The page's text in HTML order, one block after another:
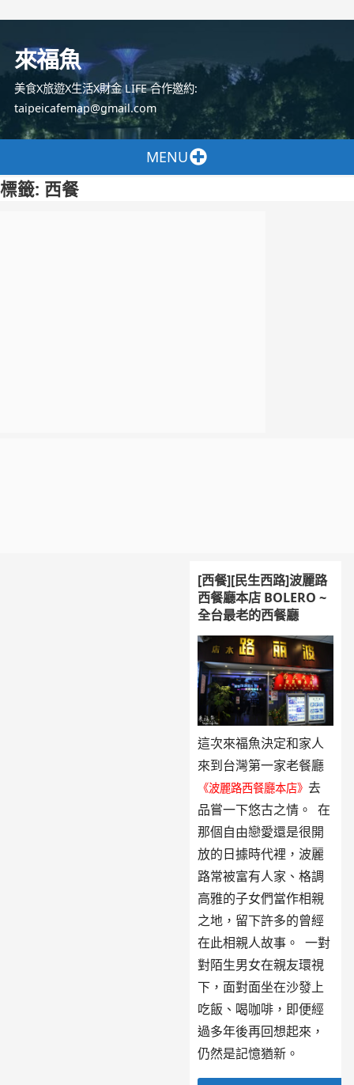
容
來福魚
美食X旅遊X生活X財金 LIFE 合作邀約:
taipeicafemap@gmail.com
MENU
標籤: 西餐
[西餐][民生西路]波麗路
西餐廳本店 BOLERO ~
全台最老的西餐廳
這次來福魚決定和家人
來到台灣第一家老餐廳
《波麗路西餐廳本店》去
品嘗一下悠古之情。 在
那個自由戀愛還是很開
放的日據時代裡，波麗
路常被富有人家、格調
高雅的子女們當作相親
之地，留下許多的曾經
在此相親人故事。 一對
對陌生男女在親友環視
下，面對面坐在沙發上
吃飯、喝咖啡，即便經
過多年後再回想起來，
仍然是記憶猶新。